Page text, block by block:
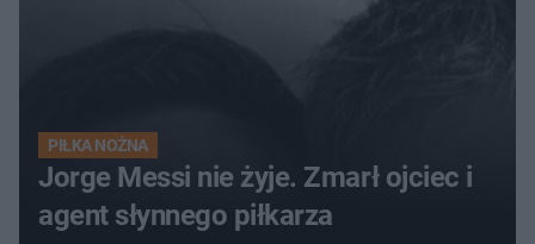
PIŁKA NOŻNA
Jorge Messi nie żyje. Zmarł ojciec i
agent słynnego piłkarza